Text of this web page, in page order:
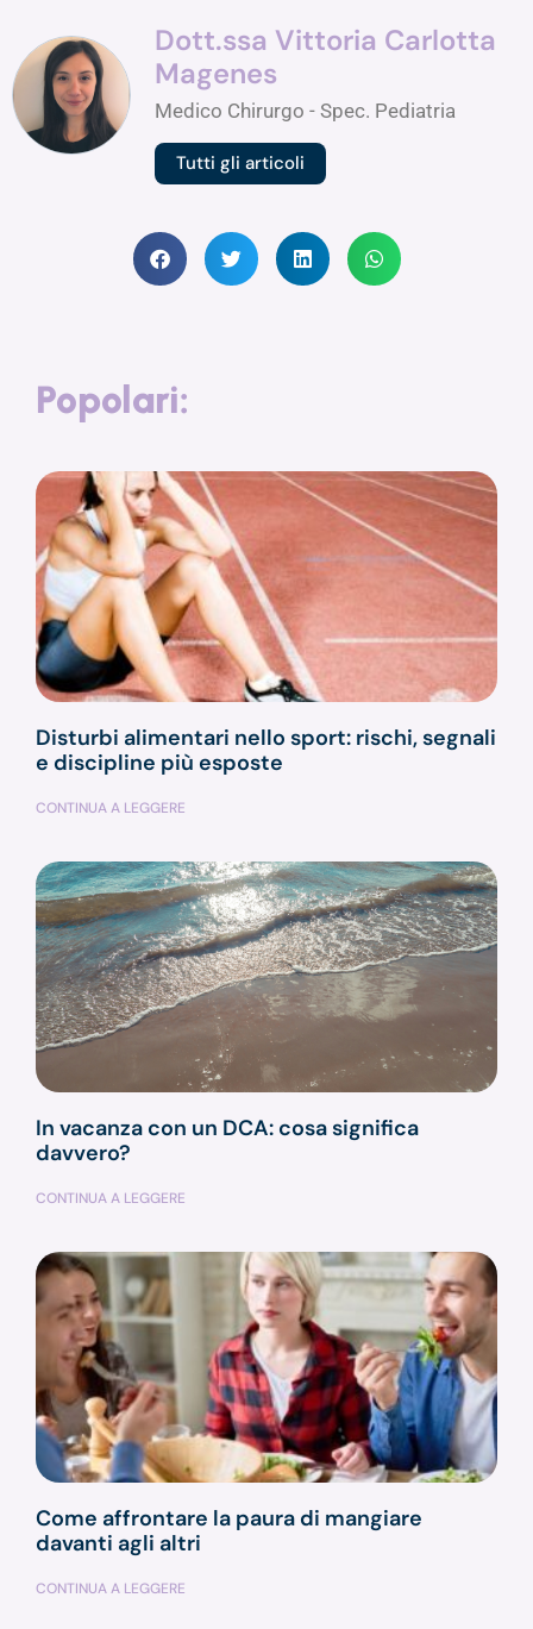
Dott.ssa Vittoria Carlotta
Magenes
Medico Chirurgo - Spec. Pediatria
Tutti gli articoli
Popolari:
Disturbi alimentari nello sport: rischi, segnali
e discipline più esposte
CONTINUA A LEGGERE
In vacanza con un DCA: cosa significa
davvero?
CONTINUA A LEGGERE
Come affrontare la paura di mangiare
davanti agli altri
CONTINUA A LEGGERE